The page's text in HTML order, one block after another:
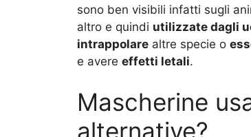
sono ben visibili infatti sugli
altro e quindi utilizzate dagli
intrappolare altre specie o
e avere effetti letali.
Mascherine
alternative?